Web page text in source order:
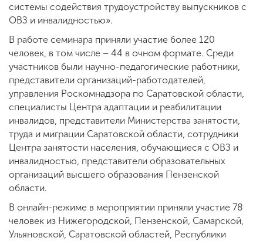
системы содействия трудоустройству выпускников с
ОВЗ и инвалидностью».
В работе семинара приняли участие более 120
человек, в том числе – 44 в очном формате. Среди
участников были научно-педагогические работники,
представители организаций-работодателей,
управления Роскомнадзора по Саратовской области,
специалисты Центра адаптации и реабилитации
инвалидов, представители Министерства занятости,
труда и миграции Саратовской области, сотрудники
Центра занятости населения, обучающиеся с ОВЗ и
инвалидностью, представители образовательных
организаций высшего образования Пензенской
области.
В онлайн-режиме в мероприятии приняли участие 78
человек из Нижегородской, Пензенской, Самарской,
Ульяновской, Саратовской областей, Республики